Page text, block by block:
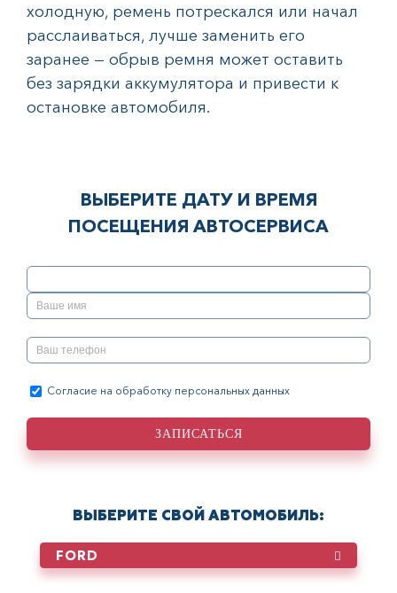
холодную, ремень потрескался или начал
расслаиваться, лучше заменить его
заранее — обрыв ремня может оставить
без зарядки аккумулятора и привести к
остановке автомобиля.
ВЫБЕРИТЕ ДАТУ И ВРЕМЯ
ПОСЕЩЕНИЯ АВТОСЕРВИСА
Согласие на обработку персональных данных
ВЫБЕРИТЕ СВОЙ АВТОМОБИЛЬ: